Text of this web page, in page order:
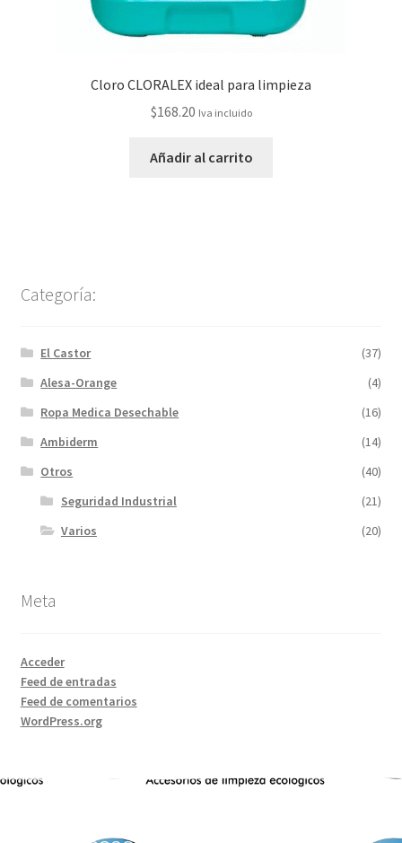
Cloro CLORALEX ideal para limpieza
$168.20 Iva incluido
Añadir al carrito
Categoría:
El Castor
(37)
Alesa-Orange
(4)
Ropa Medica Desechable
(16)
Ambiderm
(14)
Otros
(40)
Seguridad Industrial
(21)
Varios
(20)
Meta
Acceder
Feed de entradas
Feed de comentarios
WordPress.org